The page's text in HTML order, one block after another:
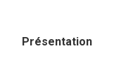
Présentation